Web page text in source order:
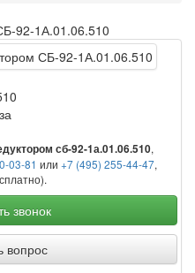
92-1А.01.06.510
сб-92-1а.01.06.510,
03-81 или +7 (495) 255-44-47,
звонок
вопрос